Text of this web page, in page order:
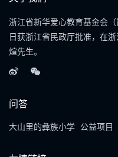
浙江省新华爱心教育基金会
日获浙江省民政厅批准，在
煊先生。
问答
大山里的彝族小学 公益项目